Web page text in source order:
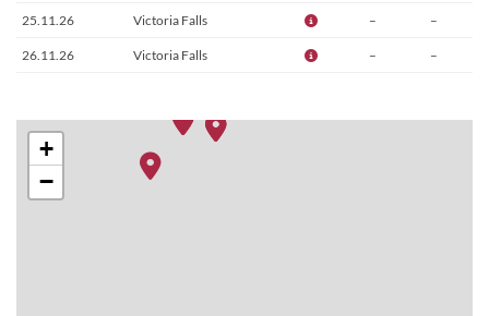
25.11.26 Victoria Falls – –
26.11.26 Victoria Falls – –
+
−